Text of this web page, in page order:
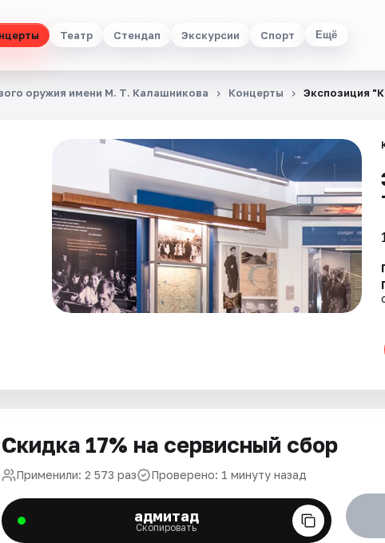
Театр Стендап Экскурсии Спорт Ещё
оружия имени М. Т. Калашникова Концерты Экспозиция
Скидка 17% на сервисный сбор
Применили: 2 573 раз Проверено: 1 минуту назад
адмитад
Скопировать